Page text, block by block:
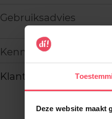
Deze website maakt
Gebruiksadvies
Kenmerken
Klantereview